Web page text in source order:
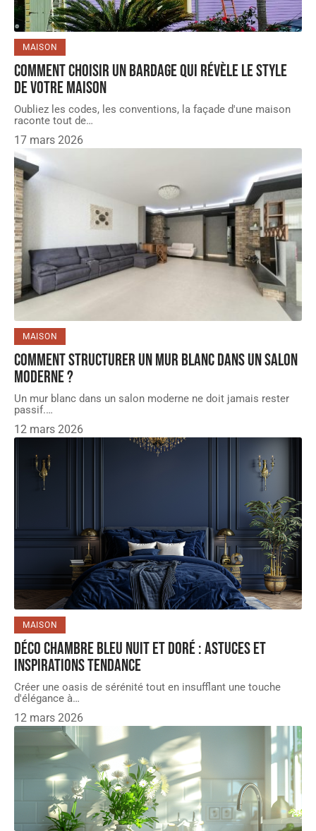
MAISON
Comment choisir un bardage qui révèle le style
de votre maison
Oubliez les codes, les conventions, la façade d'une maison
raconte tout de…
17 mars 2026
MAISON
Comment structurer un mur blanc dans un salon
moderne ?
Un mur blanc dans un salon moderne ne doit jamais rester
passif.…
12 mars 2026
MAISON
Déco chambre bleu nuit et doré : astuces et
inspirations tendance
Créer une oasis de sérénité tout en insufflant une touche
d'élégance à…
12 mars 2026